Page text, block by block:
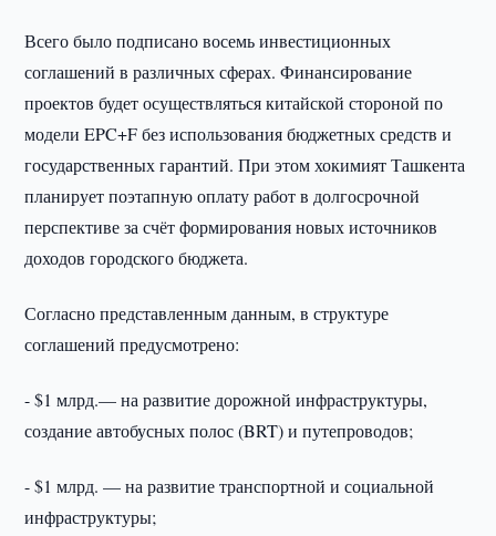
Всего было подписано восемь инвестиционных
соглашений в различных сферах. Финансирование
проектов будет осуществляться китайской стороной по
модели EPC+F без использования бюджетных средств и
государственных гарантий. При этом хокимият Ташкента
планирует поэтапную оплату работ в долгосрочной
перспективе за счёт формирования новых источников
доходов городского бюджета.
Согласно представленным данным, в структуре
соглашений предусмотрено:
- $1 млрд.— на развитие дорожной инфраструктуры,
создание автобусных полос (BRT) и путепроводов;
- $1 млрд. — на развитие транспортной и социальной
инфраструктуры;